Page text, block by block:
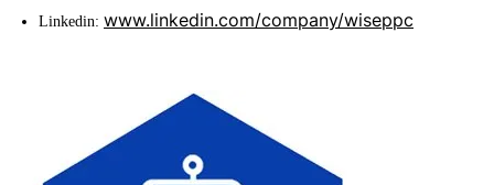
Linkedin: www.linkedin.com/company/wiseppc